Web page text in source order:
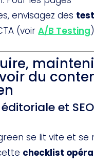
envisagez des
(voirA/B Testing
du
et
se lit vite et se
checklist